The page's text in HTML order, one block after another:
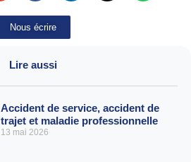
Nous écrire
Lire aussi
Accident de service, accident de
trajet et maladie professionnelle
13 mai 2026